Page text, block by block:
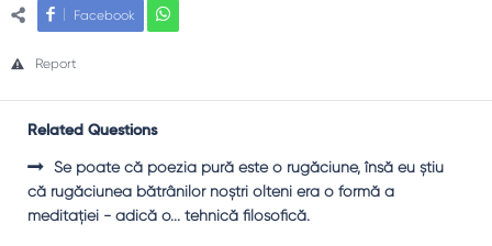
Facebook
Report
Related Questions
Se poate că poezia pură este o rugăciune, însă eu ştiu
că rugăciunea bătrânilor noştri olteni era o formă a
meditaţiei - adică o... tehnică filosofică.